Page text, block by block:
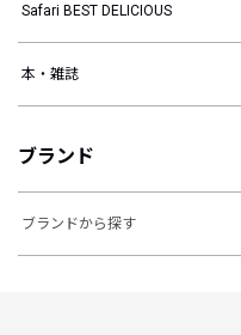
Safari BEST DELICIOUS
本・雑誌
ブランド
ブランドから探す